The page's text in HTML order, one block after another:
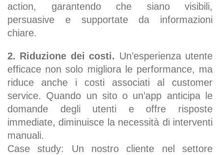
action, garantendo che siano visibili,
persuasive e supportate da informazioni
chiare.
2. Riduzione dei costi. Un’esperienza utente
efficace non solo migliora le performance, ma
riduce anche i costi associati al customer
service. Quando un sito o un’app anticipa le
domande degli utenti e offre risposte
immediate, diminuisce la necessità di interventi
manuali.
Case study: Un nostro cliente nel settore